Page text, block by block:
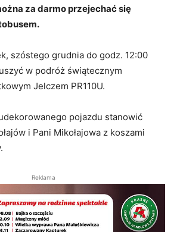
za darmo przejechać się
szóstego grudnia do godz. 12:00
w podróż świątecznym
Jelczem PR110U.
pojazdu stanowić
i Pani Mikołajowa z koszami
Reklama